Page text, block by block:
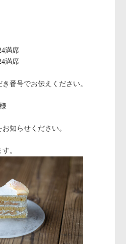
満席
満席
番号でお伝えください。
様
知らせください。
。